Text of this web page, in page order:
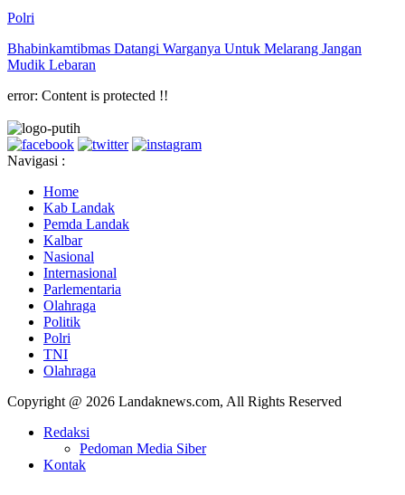
Polri
Bhabinkamtibmas Datangi Warganya Untuk Melarang Jangan
Mudik Lebaran
error: Content is protected !!
Navigasi :
Home
Kab Landak
Pemda Landak
Kalbar
Nasional
Internasional
Parlementaria
Olahraga
Politik
Polri
TNI
Olahraga
Copyright @ 2026 Landaknews.com, All Rights Reserved
Redaksi
Pedoman Media Siber
Kontak